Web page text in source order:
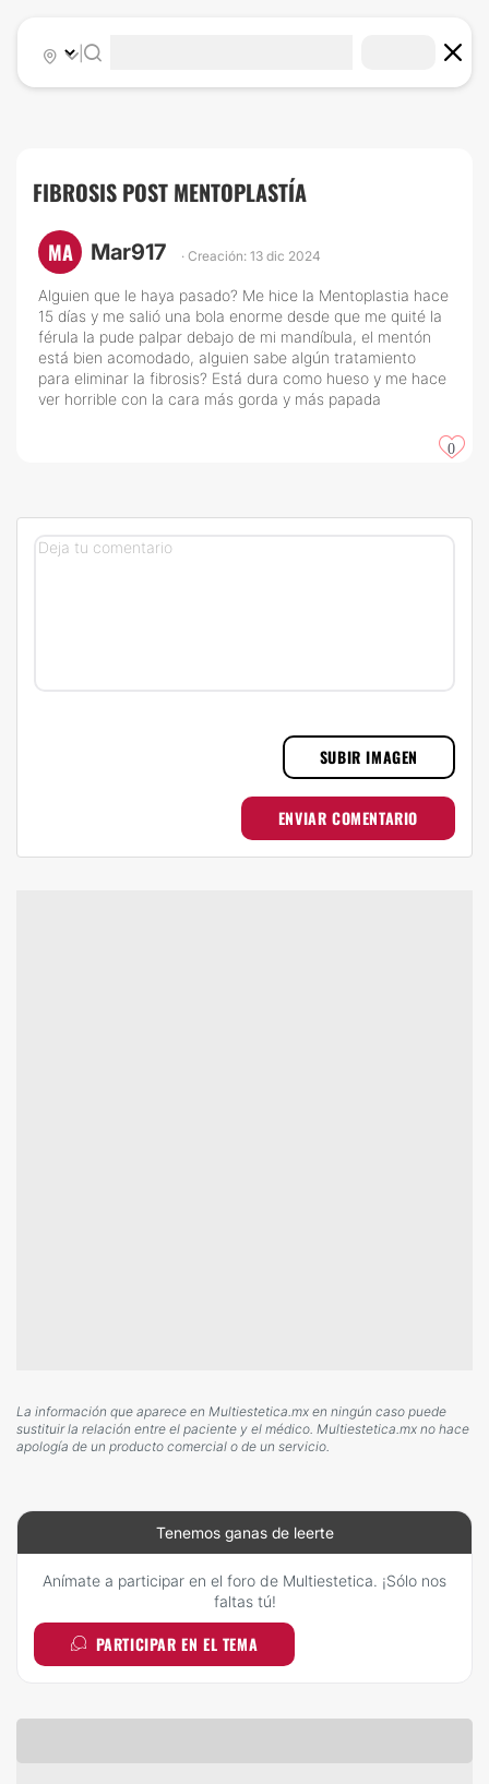
|
FIBROSIS POST MENTOPLASTÍA
MA Mar917 · Creación: 13 dic 2024
Alguien que le haya pasado? Me hice la Mentoplastia hace
15 días y me salió una bola enorme desde que me quité la
férula la pude palpar debajo de mi mandíbula, el mentón
está bien acomodado, alguien sabe algún tratamiento
para eliminar la fibrosis? Está dura como hueso y me hace
ver horrible con la cara más gorda y más papada
0
SUBIR IMAGEN
ENVIAR COMENTARIO
La información que aparece en Multiestetica.mx en ningún caso puede
sustituir la relación entre el paciente y el médico. Multiestetica.mx no hace
apología de un producto comercial o de un servicio.
Tenemos ganas de leerte
Anímate a participar en el foro de Multiestetica. ¡Sólo nos
faltas tú!
PARTICIPAR EN EL TEMA